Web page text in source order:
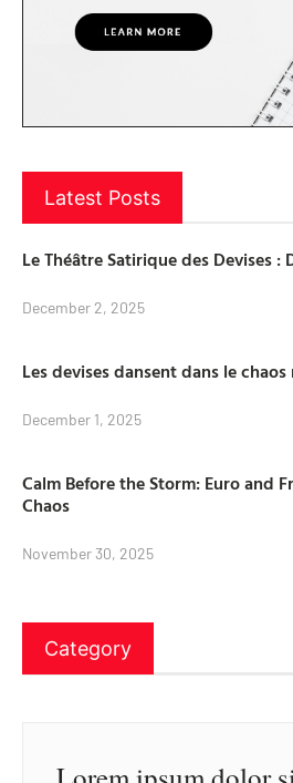
Latest Posts
Le Théâtre Satirique des Devises :
December 2, 2025
Les devises dansent dans le
December 1, 2025
Calm Before the Storm: Euro and
Chaos
November 30, 2025
Category